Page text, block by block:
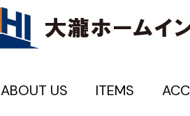
ABOUT US ITEMS